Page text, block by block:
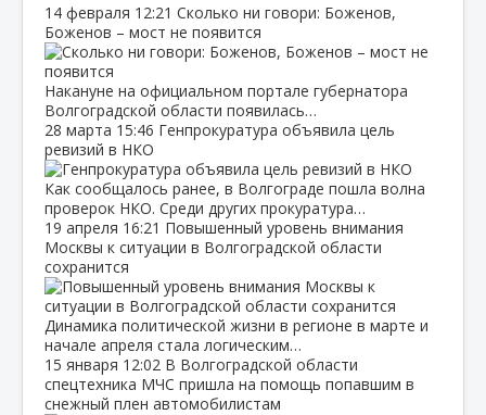
14 февраля 12:21 Сколько ни говори: Боженов,
Боженов – мост не появится
Накануне на официальном портале губернатора
Волгоградской области появилась…
28 марта 15:46 Генпрокуратура объявила цель
ревизий в НКО
Как сообщалось ранее, в Волгограде пошла волна
проверок НКО. Среди других прокуратура…
19 апреля 16:21 Повышенный уровень внимания
Москвы к ситуации в Волгоградской области
сохранится
Динамика политической жизни в регионе в марте и
начале апреля стала логическим…
15 января 12:02 В Волгоградской области
спецтехника МЧС пришла на помощь попавшим в
снежный плен автомобилистам